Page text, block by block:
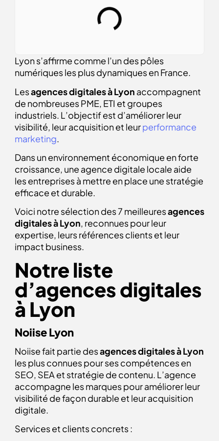
Lyon s’affirme comme l’un des pôles
numériques les plus dynamiques en France.
Lesagences digitales à Lyon accompagnent
de nombreuses PME, ETI et groupes
industriels. L’objectif est d’améliorer leur
visibilité, leur acquisition et leurperformance
marketing.
Dans un environnement économique en forte
croissance, une agence digitale locale aide
les entreprises à mettre en place une stratégie
efficace et durable.
Voici notre sélection des 7 meilleuresagences
digitales à Lyon, reconnues pour leur
expertise, leurs références clients et leur
impact business.
Notre liste
d’agences digitales
à Lyon
Noiise Lyon
Noiise fait partie desagences digitales à Lyon
les plus connues pour ses compétences en
SEO, SEA et stratégie de contenu. L’agence
accompagne les marques pour améliorer leur
visibilité de façon durable et leur acquisition
digitale.
Services et clients concrets :